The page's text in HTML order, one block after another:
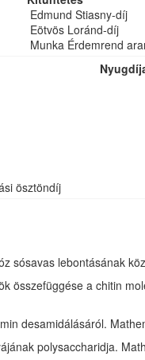
Edmund Stiasny-díj
Eötvös Loránd-díj
Munka Érdemrend
ösztöndíj
sósavas lebontásának
összefüggése a chitin
desamidálásáról.
polysaccharidja.